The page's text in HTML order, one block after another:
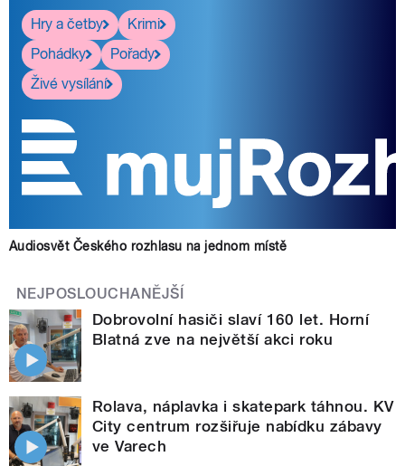
Hry a četby
Krimi
Pohádky
Pořady
Živé vysílání
Audiosvět Českého rozhlasu na jednom místě
NEJPOSLOUCHANĚJŠÍ
Dobrovolní hasiči slaví 160 let. Horní
Blatná zve na největší akci roku
Rolava, náplavka i skatepark táhnou. KV
City centrum rozšiřuje nabídku zábavy
ve Varech